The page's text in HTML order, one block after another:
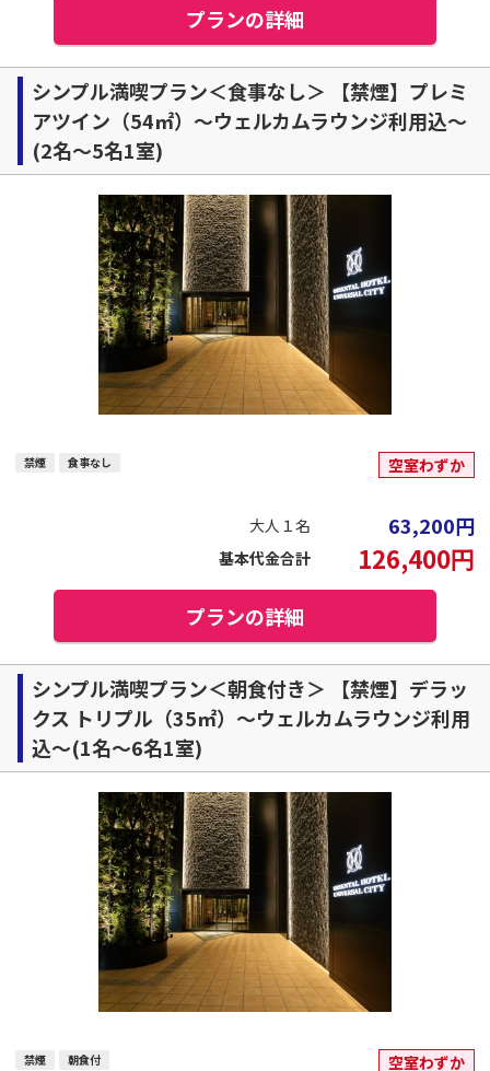
プランの詳細
シンプル満喫プラン＜食事なし＞ 【禁煙】プレミ
アツイン（54㎡）～ウェルカムラウンジ利用込～
(2名～5名1室)
禁煙 食事なし 空室わずか
大人１名 63,200円
基本代金合計 126,400円
プランの詳細
シンプル満喫プラン＜朝食付き＞ 【禁煙】デラッ
クス トリプル（35㎡）～ウェルカムラウンジ利用
込～(1名～6名1室)
禁煙 朝食付 空室わずか